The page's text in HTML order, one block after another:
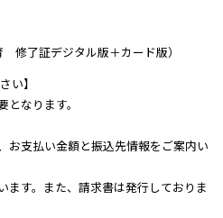
修了証デジタル版＋カード版）
い】
なります。
お支払い金額と振込先情報をご案内い
す。また、請求書は発行しておりま